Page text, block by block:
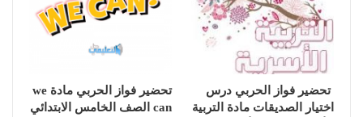
تحضير فواز الحربي درس
اختيار الصديقات مادة التربية
تحضير فواز الحربي مادة we
can الصف الخامس الابتدائي